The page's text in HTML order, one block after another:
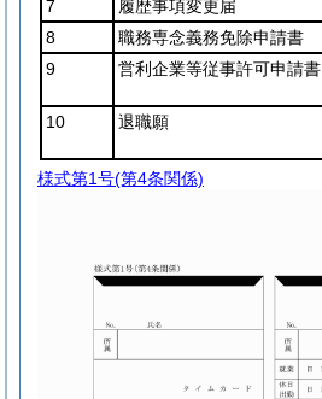
7 履歴事項変更届
8
職務専念義務免除申請書
9
営利企業等従事許可申請書
10
退職願
様式第1号(第4条関係)